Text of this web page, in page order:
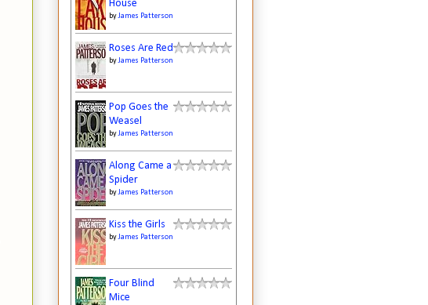
House
byJames Patterson
Roses Are Red
byJames Patterson
Pop Goes the
Weasel
byJames Patterson
Along Came a
Spider
byJames Patterson
Kiss the Girls
byJames Patterson
Four Blind
Mice